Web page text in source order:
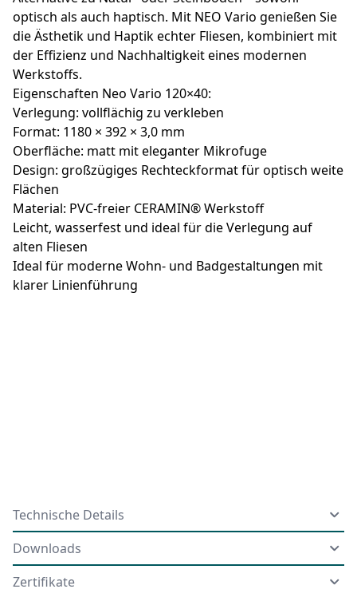
optisch als auch haptisch. Mit NEO Vario genießen Sie
die Ästhetik und Haptik echter Fliesen, kombiniert mit
der Effizienz und Nachhaltigkeit eines modernen
Werkstoffs.
Eigenschaften Neo Vario 120×40:
Verlegung: vollflächig zu verkleben
Format: 1180 × 392 × 3,0 mm
Oberfläche: matt mit eleganter Mikrofuge
Design: großzügiges Rechteckformat für optisch weite
Flächen
Material: PVC-freier CERAMIN® Werkstoff
Leicht, wasserfest und ideal für die Verlegung auf
alten Fliesen
Ideal für moderne Wohn- und Badgestaltungen mit
klarer Linienführung
Technische Details
Downloads
Zertifikate